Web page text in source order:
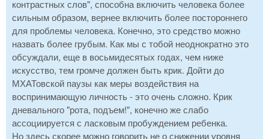
контрастных слов", способна включить человека более
сильным образом, вернее включить более постороннего
для проблемы человека. Конечно, это средство можно
назвать более грубым. Как мы с тобой неоднократно это
обсуждали, еще в восьмидесятых годах, чем ниже
искусство, тем громче должен быть крик. Дойти до
МХАТовской паузы как меры воздействия на
воспринимающую личность - это очень сложно. Крик
дневального "рота, подъем!", конечно же слабо
ассоциируется с ласковым пробуждением ребенка.
Но здесь скорее можно говорить не о снижении уровня